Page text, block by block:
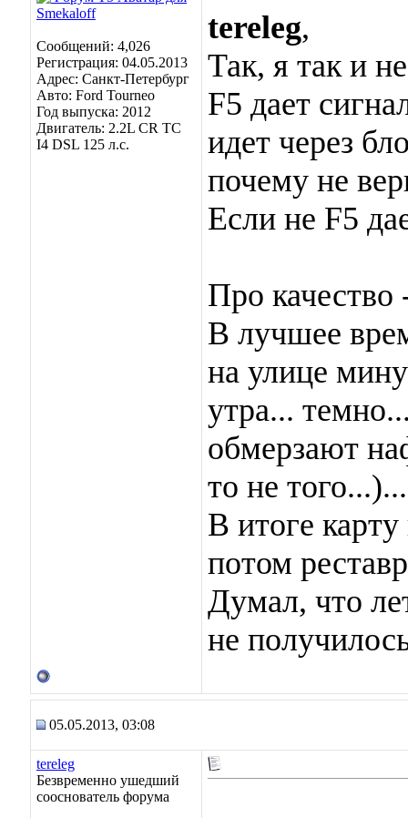
Сообщений: 4,026
Регистрация: 04.05.2013
Адрес: Санкт-Петербург
Авто: Ford Tourneo
Год выпуска: 2012
Двигатель: 2.2L CR TC
I4 DSL 125 л.с.
tereleg,
Так, я так и
F5 дает
идет через
почему не
Если не F5
Про качество
В лучшее
на улице
утра...
обмерзают
то не того...)...
В итоге
потом
Думал, что
не
05.05.2013, 03:08
tereleg
Безвременно ушедший
сооснователь форума